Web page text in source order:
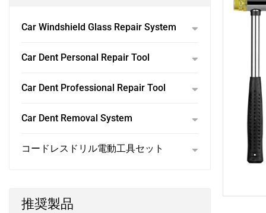
Car Windshield Glass Repair System
Car Dent Personal Repair Tool
Car Dent Professional Repair Tool
Car Dent Removal System
コードレスドリル電動工具セット
推奨製品